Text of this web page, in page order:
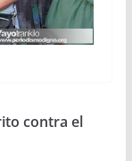
contra el